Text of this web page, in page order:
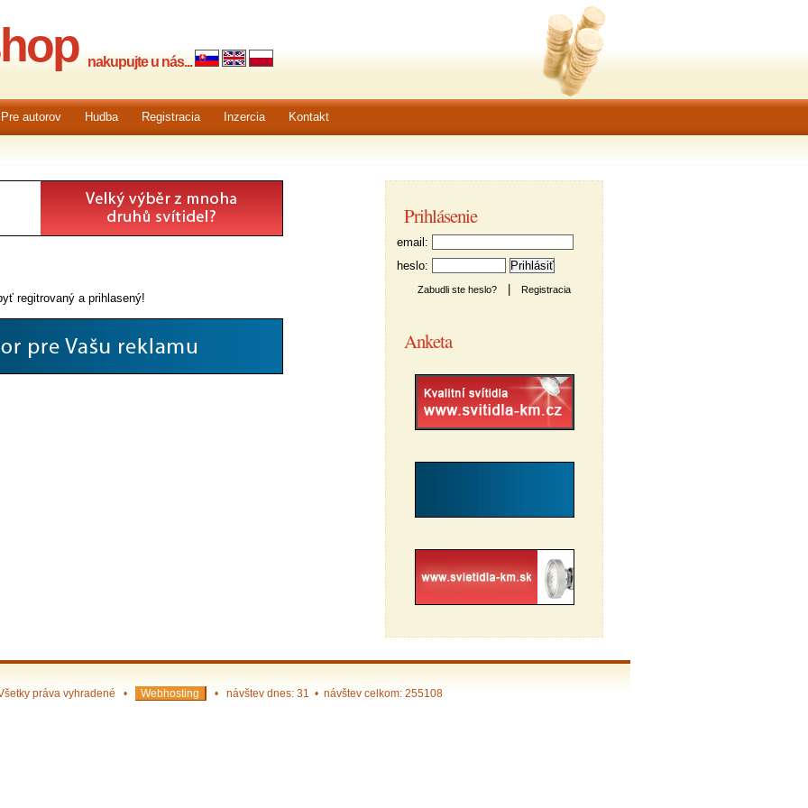
nakupujte u nás...
Pre autorov Hudba Registracia Inzercia Kontakt
regitrovaný a prihlasený!
Prihlásenie
email:
heslo:
Zabudli ste heslo? Registracia
Anketa
práva vyhradené • Webhosting • návštev dnes: 31 • návštev celkom: 255108